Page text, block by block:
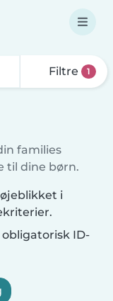
Filtre 1
families
til dine børn.
i
ID-